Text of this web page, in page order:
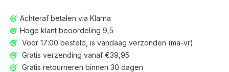
Achteraf betalen via Klarna
Hoge klant beoordeling 9,5
Voor 17:00 besteld, is vandaag verzonden (ma-vr)
Gratis verzending vanaf €39,95
Gratis retourneren binnen 30 dagen